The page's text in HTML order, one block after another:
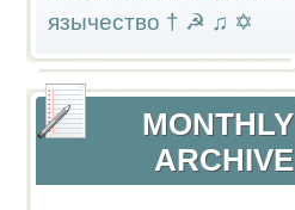
язычество † ☭ ♫ ✡
MONTHLY
ARCHIVE